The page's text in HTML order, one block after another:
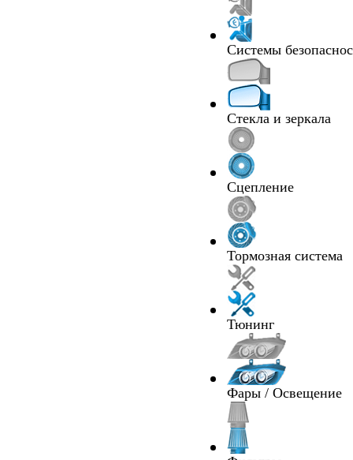
Системы
Стекла и зеркала
Сцепление
Тормозная система
Тюнинг
Фары / Освещение